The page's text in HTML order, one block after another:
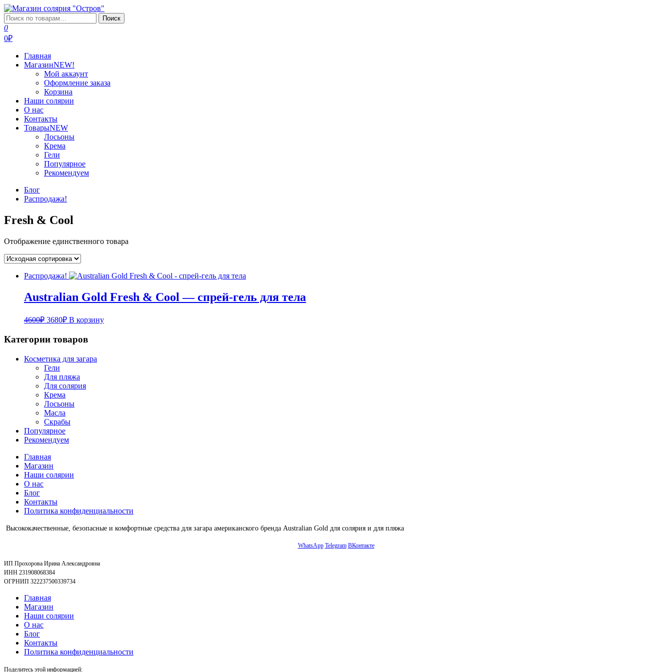
Перейти
к
содержимому
Магазин солярия "Остров"
Профессиональная косметика для загара
Искать: Поиск
0
0₽
Главная
МагазинNEW!
Мой аккаунт
Оформление заказа
Корзина
Наши солярии
О нас
Контакты
ТоварыNEW
Лосьоны
Крема
Гели
Популярное
Рекомендуем
Блог
Распродажа!
Fresh & Cool
Отображение единственного товара
Распродажа!
Australian Gold Fresh & Cool — спрей-гель для тела
4600₽ Первоначальная
3680₽Текущая
цена:
3680₽.
В корзину
Категории товаров
Косметика для загара
Гели
Для пляжа
Для солярия
Крема
Лосьоны
Масла
Скрабы
Популярное
Рекомендуем
Главная
Магазин
Наши солярии
О нас
Блог
Контакты
Политика конфиденциальности
Высококачественные, безопасные и комфортные средства для загара американского бренда Australian Gold для солярия и для пляжа
WhatsApp Telegram ВКонтакте
ИП Прохорова Ирина Александровна
ИНН 231908068384
ОГРНИП 322237500339734
Главная
Магазин
Наши солярии
О нас
Блог
Контакты
Политика конфиденциальности
Поделитесь этой информацией: